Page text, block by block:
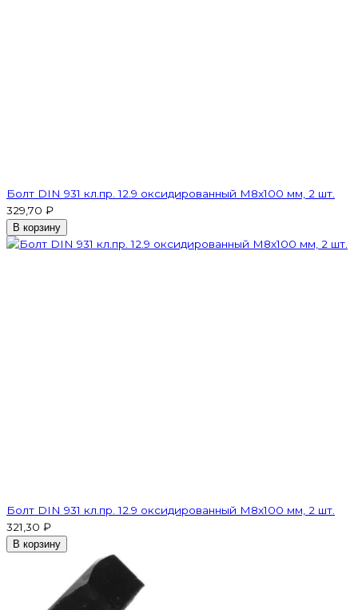
Болт DIN 931 кл.пр. 12.9 оксидированный M8х100 мм, 2 шт.
329,70 ₽
В корзину
Болт DIN 931 кл.пр. 12.9 оксидированный M8х100 мм, 2 шт.
321,30 ₽
В корзину